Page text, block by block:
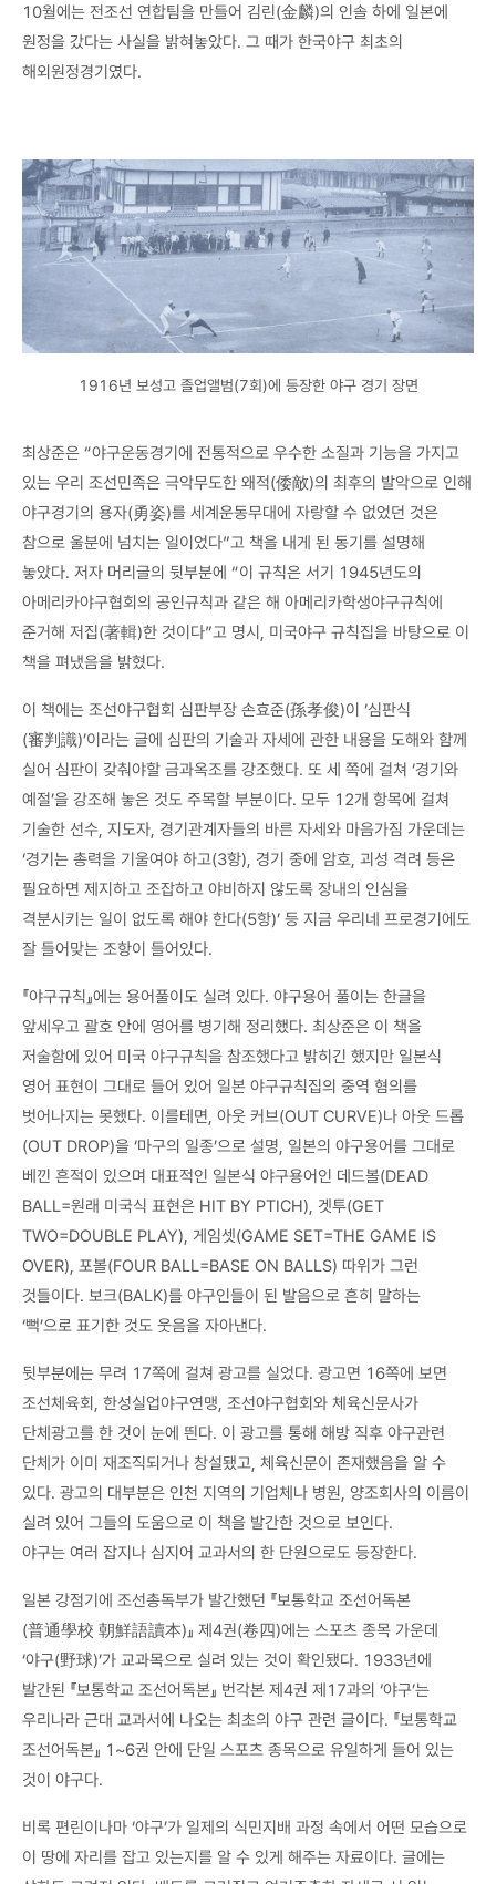
10월에는 전조선 연합팀을 만들어 김린(金麟)의 인솔 하에 일본에
원정을 갔다는 사실을 밝혀놓았다. 그 때가 한국야구 최초의
해외원정경기였다.
1916년 보성고 졸업앨범(7회)에 등장한 야구 경기 장면
최상준은 “야구운동경기에 전통적으로 우수한 소질과 기능을 가지고
있는 우리 조선민족은 극악무도한 왜적(倭敵)의 최후의 발악으로 인해
야구경기의 용자(勇姿)를 세계운동무대에 자랑할 수 없었던 것은
참으로 울분에 넘치는 일이었다”고 책을 내게 된 동기를 설명해
놓았다. 저자 머리글의 뒷부분에 “이 규칙은 서기 1945년도의
아메리카야구협회의 공인규칙과 같은 해 아메리카학생야구규칙에
준거해 저집(著輯)한 것이다”고 명시, 미국야구 규칙집을 바탕으로 이
책을 펴냈음을 밝혔다.
이 책에는 조선야구협회 심판부장 손효준(孫孝俊)이 ‘심판식
(審判識)’이라는 글에 심판의 기술과 자세에 관한 내용을 도해와 함께
실어 심판이 갖춰야할 금과옥조를 강조했다. 또 세 쪽에 걸쳐 ‘경기와
예절’을 강조해 놓은 것도 주목할 부분이다. 모두 12개 항목에 걸쳐
기술한 선수, 지도자, 경기관계자들의 바른 자세와 마음가짐 가운데는
‘경기는 총력을 기울여야 하고(3항), 경기 중에 암호, 괴성 격려 등은
필요하면 제지하고 조잡하고 야비하지 않도록 장내의 인심을
격분시키는 일이 없도록 해야 한다(5항)’ 등 지금 우리네 프로경기에도
잘 들어맞는 조항이 들어있다.
『야구규칙』에는 용어풀이도 실려 있다. 야구용어 풀이는 한글을
앞세우고 괄호 안에 영어를 병기해 정리했다. 최상준은 이 책을
저술함에 있어 미국 야구규칙을 참조했다고 밝히긴 했지만 일본식
영어 표현이 그대로 들어 있어 일본 야구규칙집의 중역 혐의를
벗어나지는 못했다. 이를테면, 아웃 커브(OUT CURVE)나 아웃 드롭
(OUT DROP)을 ‘마구의 일종’으로 설명, 일본의 야구용어를 그대로
베낀 흔적이 있으며 대표적인 일본식 야구용어인 데드볼(DEAD
BALL=원래 미국식 표현은 HIT BY PTICH), 겟투(GET
TWO=DOUBLE PLAY), 게임셋(GAME SET=THE GAME IS
OVER), 포볼(FOUR BALL=BASE ON BALLS) 따위가 그런
것들이다. 보크(BALK)를 야구인들이 된 발음으로 흔히 말하는
‘뻑’으로 표기한 것도 웃음을 자아낸다.
뒷부분에는 무려 17쪽에 걸쳐 광고를 실었다. 광고면 16쪽에 보면
조선체육회, 한성실업야구연맹, 조선야구협회와 체육신문사가
단체광고를 한 것이 눈에 띈다. 이 광고를 통해 해방 직후 야구관련
단체가 이미 재조직되거나 창설됐고, 체육신문이 존재했음을 알 수
있다. 광고의 대부분은 인천 지역의 기업체나 병원, 양조회사의 이름이
실려 있어 그들의 도움으로 이 책을 발간한 것으로 보인다.
야구는 여러 잡지나 심지어 교과서의 한 단원으로도 등장한다.
일본 강점기에 조선총독부가 발간했던 『보통학교 조선어독본
(普通學校 朝鮮語讀本)』 제4권(卷四)에는 스포츠 종목 가운데
‘야구(野球)’가 교과목으로 실려 있는 것이 확인됐다. 1933년에
발간된 『보통학교 조선어독본』 번각본 제4권 제17과의 ‘야구’는
우리나라 근대 교과서에 나오는 최초의 야구 관련 글이다. 『보통학교
조선어독본』 1~6권 안에 단일 스포츠 종목으로 유일하게 들어 있는
것이 야구다.
비록 편린이나마 ‘야구’가 일제의 식민지배 과정 속에서 어떤 모습으로
이 땅에 자리를 잡고 있는지를 알 수 있게 해주는 자료이다. 글에는